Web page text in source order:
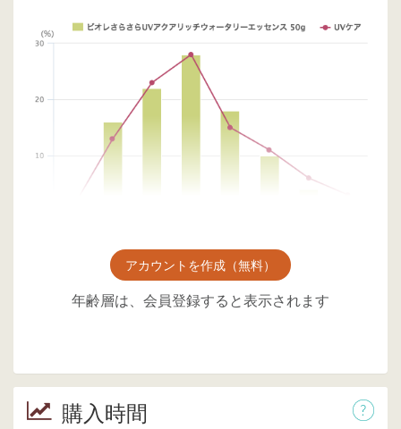
アカウントを作成（無料）
年齢層は、会員登録すると表示されます
購入時間